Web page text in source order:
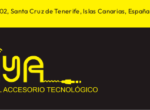
Santa Cruz de Tenerife, Islas Canarias, España